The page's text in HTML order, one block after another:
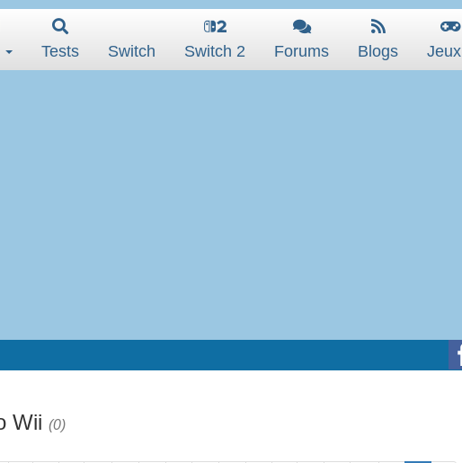
Tests Switch Switch 2 Forums Blogs Jeux
Wii (0)